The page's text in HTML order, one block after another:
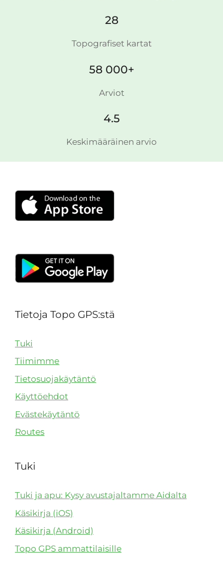
28
Topografiset kartat
58 000+
Arviot
4.5
Keskimääräinen arvio
Tietoja Topo GPS:stä
Tuki
Tiimimme
Tietosuojakäytäntö
Käyttöehdot
Evästekäytäntö
Routes
Tuki
Tuki ja apu: Kysy avustajaltamme Aidalta
Käsikirja (iOS)
Käsikirja (Android)
Topo GPS ammattilaisille